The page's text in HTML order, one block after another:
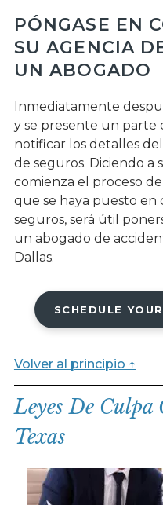
PÓNGASE EN
SU AGENCIA
UN ABOGADO
Inmediatamente
y se presente un parte
notificar los detalles
de seguros. Diciendo a
comienza el proceso
que se haya puesto en
seguros, será útil
un abogado de
Dallas.
SCHEDULE
Volver al principio ↑
Leyes De
Texas